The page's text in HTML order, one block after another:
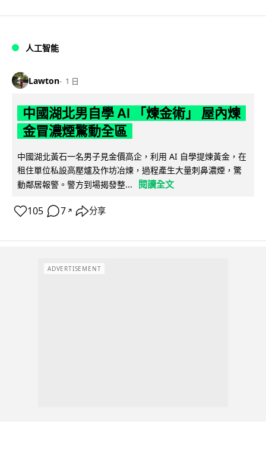
人工智能
Lawton 1 日
中國湖北男自學 AI 「煉金術」 屋內煉
金冒濃煙驚動全區
中國湖北黃石一名男子見金價高企，利用 AI 自學提煉黃金，在
租住單位私設高壓爐及作坊冶煉，過程產生大量刺鼻濃煙，驚
動鄰居報警。警方到場揭發整...
閱讀全文
105 7 ↗ 分享
ADVERTISEMENT